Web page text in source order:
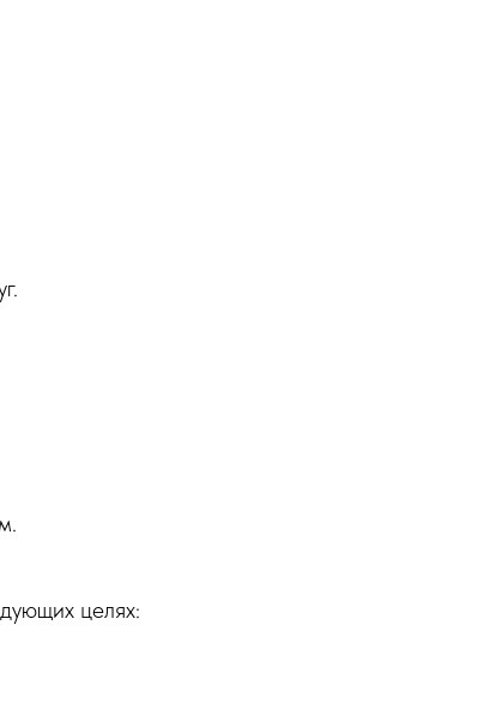
целях: